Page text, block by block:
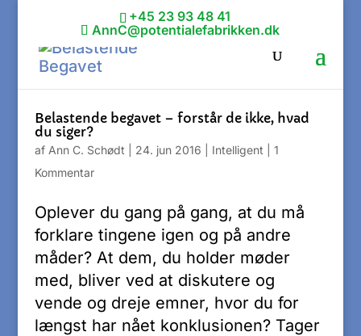
+45 23 93 48 41
AnnC@potentialefabrikken.dk
Belastende begavet – forstår de ikke, hvad
du siger?
af Ann C. Schødt 24. jun 2016 Intelligent
1
Kommentar
Oplever du gang på gang, at du må
forklare tingene igen og på andre
måder? At dem, du holder møder
med, bliver ved at diskutere og
vende og dreje emner, hvor du for
længst har nået konklusionen? Tager